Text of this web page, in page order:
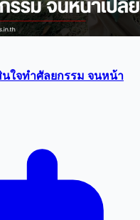
ใจทำศัลยกรรม จนหน้า